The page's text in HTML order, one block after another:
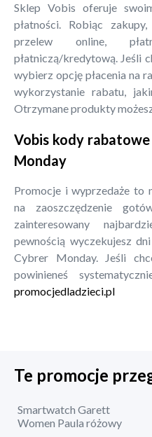
Sklep Vobis oferuje
płatności. Robiąc
przelew online,
płatniczą/kredytową. Jeśli
wybierz opcję płacenia na
wykorzystanie rabatu,
Otrzymane produkty
Vobis kody
Monday
Promocje i wyprzedaże to
na zaoszczędzenie
zainteresowany
pewnością wyczekujesz
Cybrer Monday. Jeśli
powinieneś
promocjedladzieci.pl
Te promocje
Smartwatch Garett
Women Paula różowy